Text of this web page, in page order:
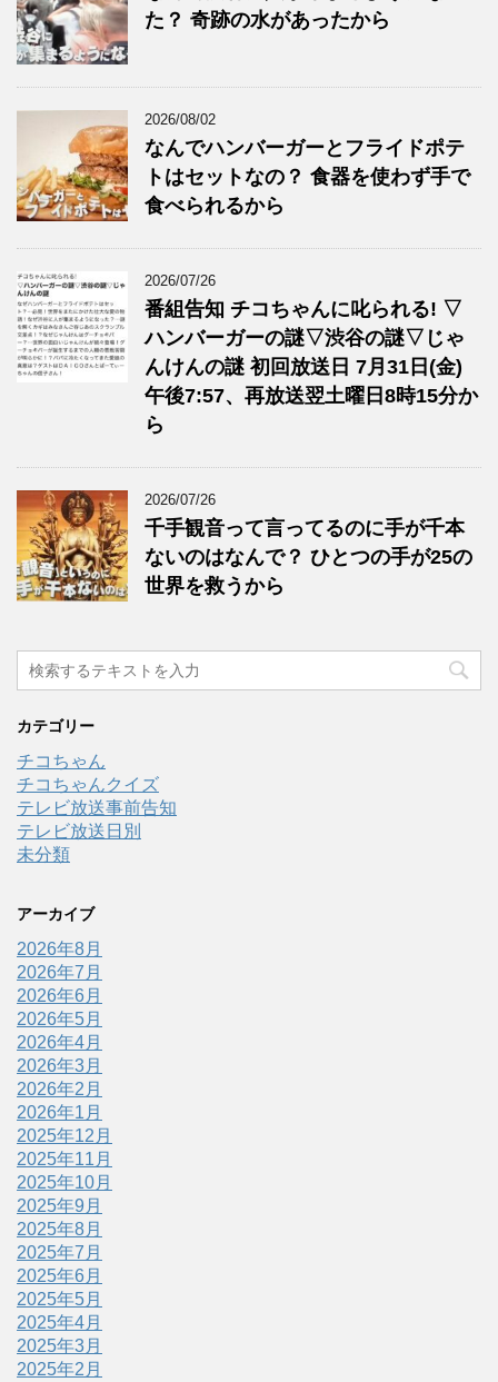
た？ 奇跡の水があったから
2026/08/02
なんでハンバーガーとフライドポテ
トはセットなの？ 食器を使わず手で
食べられるから
2026/07/26
番組告知 チコちゃんに叱られる! ▽
ハンバーガーの謎▽渋谷の謎▽じゃ
んけんの謎 初回放送日 7月31日(金)
午後7:57、再放送翌土曜日8時15分か
ら
2026/07/26
千手観音って言ってるのに手が千本
ないのはなんで？ ひとつの手が25の
世界を救うから
カテゴリー
チコちゃん
チコちゃんクイズ
テレビ放送事前告知
テレビ放送日別
未分類
アーカイブ
2026年8月
2026年7月
2026年6月
2026年5月
2026年4月
2026年3月
2026年2月
2026年1月
2025年12月
2025年11月
2025年10月
2025年9月
2025年8月
2025年7月
2025年6月
2025年5月
2025年4月
2025年3月
2025年2月